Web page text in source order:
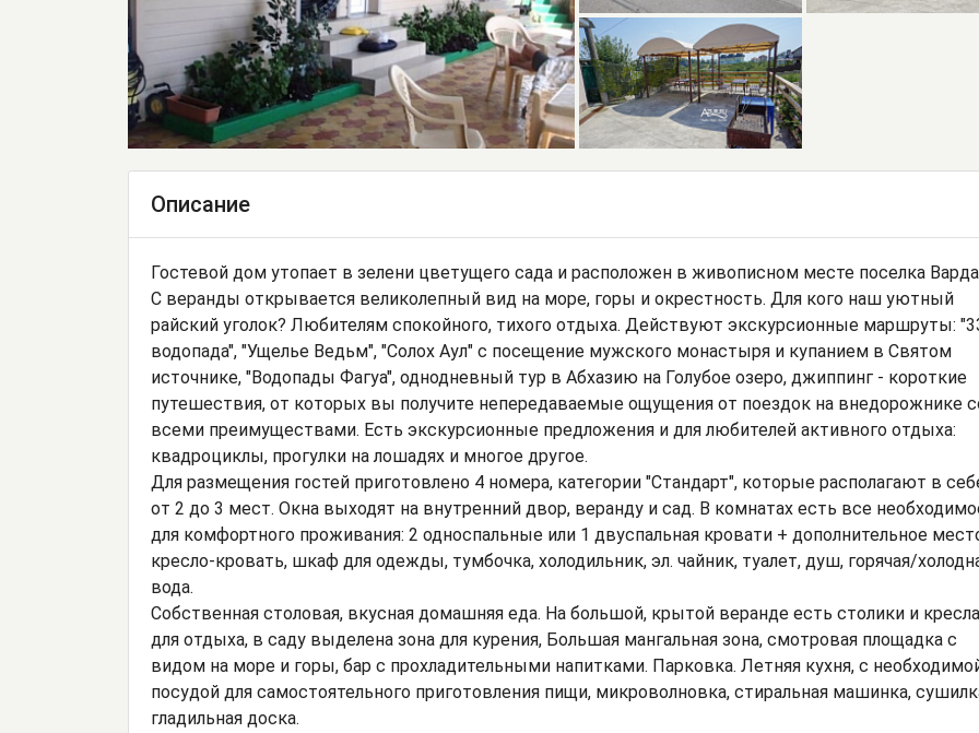
Описание
Гостевой дом утопает в зелени цветущего сада и расположен в живописном месте поселка
С веранды открывается великолепный вид на море, горы и окрестность. Для кого наш уютный
райский уголок? Любителям спокойного, тихого отдыха. Действуют экскурсионные маршруты:
водопада", "Ущелье Ведьм", "Солох Аул" с посещение мужского монастыря и купанием в Святом
источнике, "Водопады Фагуа", однодневный тур в Абхазию на Голубое озеро, джиппинг - короткие
путешествия, от которых вы получите непередаваемые ощущения от поездок на внедорожнике
всеми преимуществами. Есть экскурсионные предложения и для любителей активного отдыха:
квадроциклы, прогулки на лошадях и многое другое.
Для размещения гостей приготовлено 4 номера, категории "Стандарт", которые располагают в
от 2 до 3 мест. Окна выходят на внутренний двор, веранду и сад. В комнатах есть все
для комфортного проживания: 2 односпальные или 1 двуспальная кровати + дополнительное
кресло-кровать, шкаф для одежды, тумбочка, холодильник, эл. чайник, туалет, душ, горячая/
вода.
Собственная столовая, вкусная домашняя еда. На большой, крытой веранде есть столики и кресла
для отдыха, в саду выделена зона для курения, Большая мангальная зона, смотровая площадка с
видом на море и горы, бар с прохладительными напитками. Парковка. Летняя кухня, с
посудой для самостоятельного приготовления пищи, микроволновка, стиральная машинка,
гладильная доска.